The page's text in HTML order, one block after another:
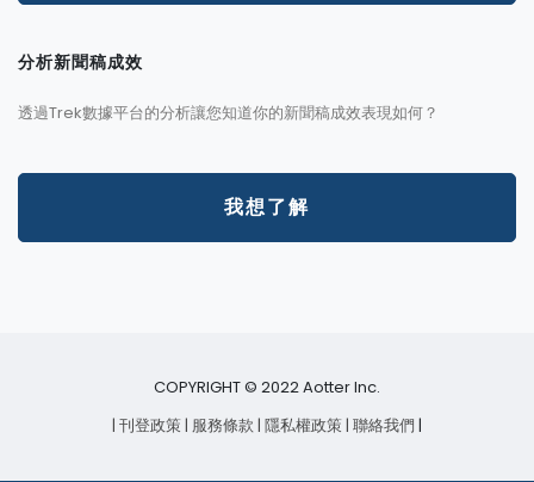
分析新聞稿成效
透過Trek數據平台的分析讓您知道你的新聞稿成效表現如何？
我想了解
COPYRIGHT © 2022 Aotter Inc.
| 刊登政策 | 服務條款 | 隱私權政策 | 聯絡我們 |